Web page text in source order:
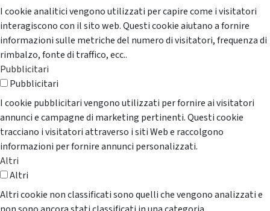
I cookie analitici vengono utilizzati per capire come i visitatori
interagiscono con il sito web. Questi cookie aiutano a fornire
informazioni sulle metriche del numero di visitatori, frequenza di
rimbalzo, fonte di traffico, ecc..
Pubblicitari
Pubblicitari
I cookie pubblicitari vengono utilizzati per fornire ai visitatori
annunci e campagne di marketing pertinenti. Questi cookie
tracciano i visitatori attraverso i siti Web e raccolgono
informazioni per fornire annunci personalizzati.
Altri
Altri
Altri cookie non classificati sono quelli che vengono analizzati e